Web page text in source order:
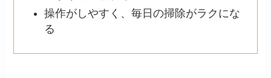
操作がしやすく、毎日の掃除がラクにな
る